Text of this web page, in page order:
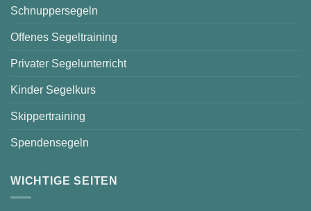
Schnuppersegeln
Offenes Segeltraining
Privater Segelunterricht
Kinder Segelkurs
Skippertraining
Spendensegeln
WICHTIGE SEITEN